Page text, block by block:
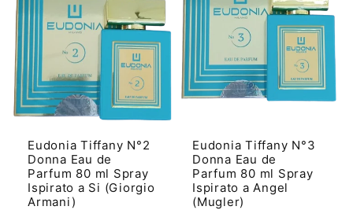
Eudonia Tiffany N°2
Donna Eau de
Parfum 80 ml Spray
Ispirato a Si (Giorgio
Armani)
Eudonia Tiffany N°3
Donna Eau de
Parfum 80 ml Spray
Ispirato a Angel
(Mugler)